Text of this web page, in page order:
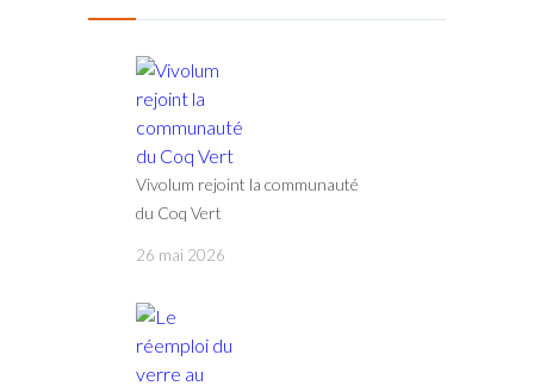
Vivolum rejoint la communauté
du Coq Vert
26 mai 2026